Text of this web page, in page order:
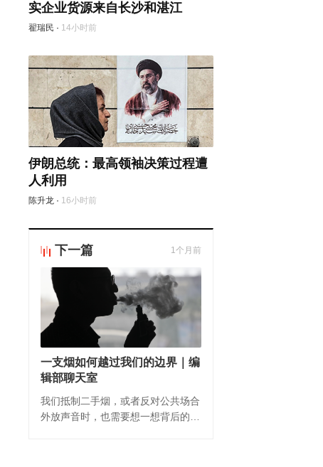
实企业货源来自长沙和湛江
翟瑞民 · 14小时前
伊朗总统：最高领袖决策过程遭
人利用
陈升龙 · 16小时前
下一篇 1个月前
一支烟如何越过我们的边界｜编
辑部聊天室
我们抵制二手烟，或者反对公共场合
外放声音时，也需要想一想背后的复